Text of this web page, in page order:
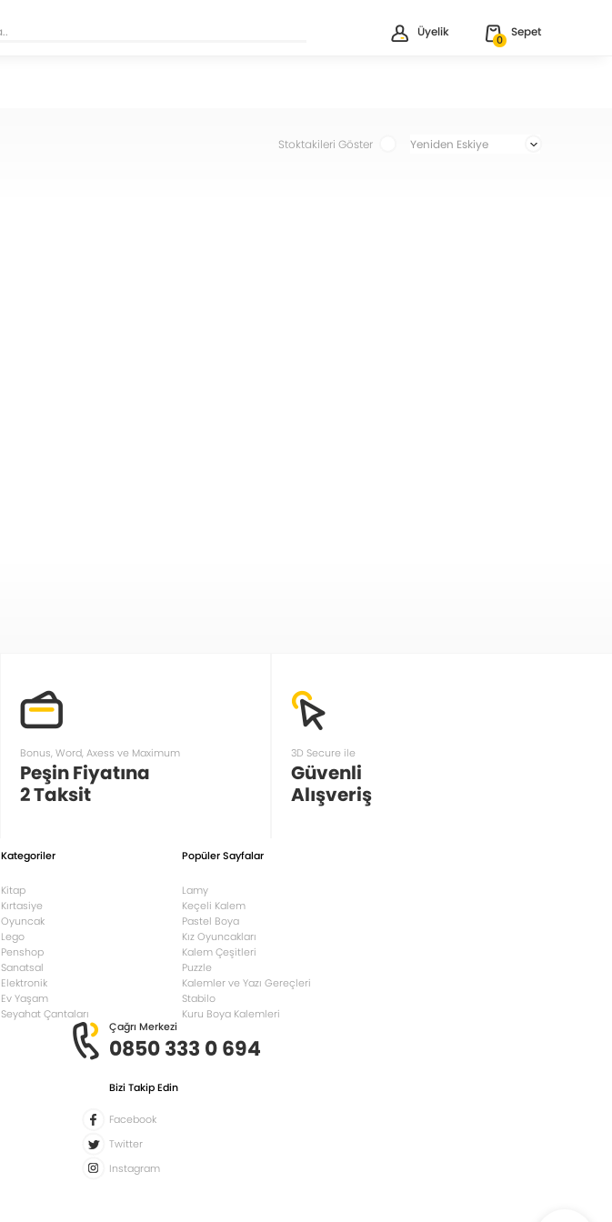
Üyelik
0
Sepet
Stoktakileri Göster
Bonus, Word, Axess ve Maximum
Peşin Fiyatına
2 Taksit
3D Secure ile
Güvenli
Alışveriş
Kategoriler
Kitap
Kırtasiye
Oyuncak
Lego
Penshop
Sanatsal
Elektronik
Ev Yaşam
Seyahat Çantaları
Popüler Sayfalar
Lamy
Keçeli Kalem
Pastel Boya
Kız Oyuncakları
Kalem Çeşitleri
Puzzle
Kalemler ve Yazı Gereçleri
Stabilo
Kuru Boya Kalemleri
Çağrı Merkezi
0850 333 0 694
Bizi Takip Edin
Facebook
Twitter
Instagram